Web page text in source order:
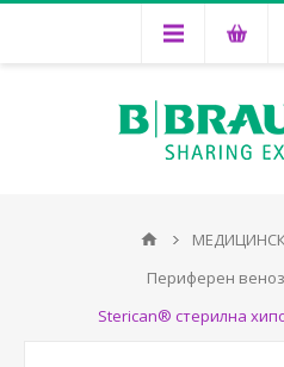
Периферен
Sterican® стерилна